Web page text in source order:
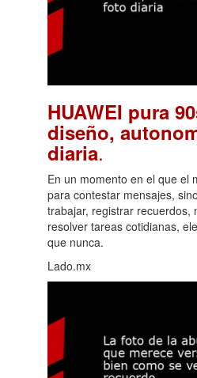
HUAWEI pura
diseño,
diaria.
En un momento en el que el
para contestar mensajes,
trabajar, registrar recuerdos,
resolver tareas cotidianas,
que nunca.
Lado.mx